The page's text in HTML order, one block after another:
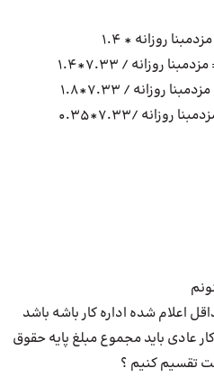
روزانه * 1.4
روزانه / 7.33*1.4
روزانه / 7.33*1.8
/7.33*0.35
اعلام شده اداره کار باشه باشد
عادی باید مجموع مبلغ پایه حقوق